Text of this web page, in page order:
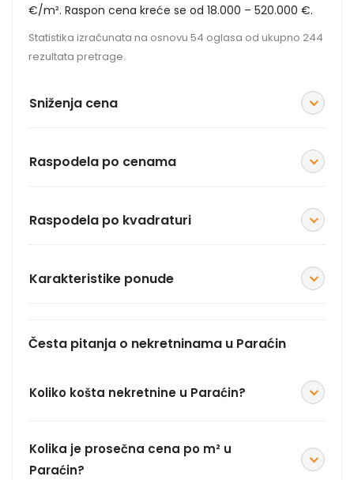
€/m². Raspon cena kreće se od 18.000 – 520.000 €.
Statistika izračunata na osnovu 54 oglasa od ukupno 244
rezultata pretrage.
Sniženja cena
Raspodela po cenama
Raspodela po kvadraturi
Karakteristike ponude
Česta pitanja o nekretninama u Paraćin
Koliko košta nekretnine u Paraćin?
Kolika je prosečna cena po m² u
Paraćin?